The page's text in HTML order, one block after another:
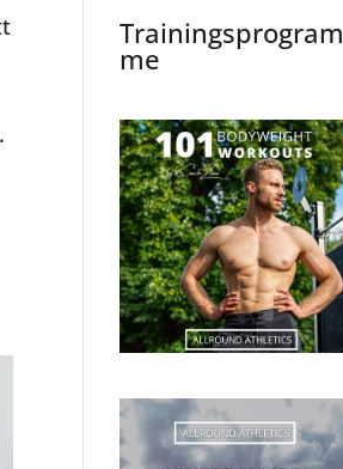
.
Trainingsprogram
me